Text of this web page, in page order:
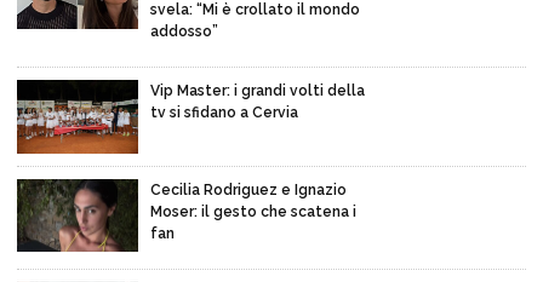
svela: “Mi è crollato il mondo
addosso”
Vip Master: i grandi volti della
tv si sfidano a Cervia
Cecilia Rodriguez e Ignazio
Moser: il gesto che scatena i
fan